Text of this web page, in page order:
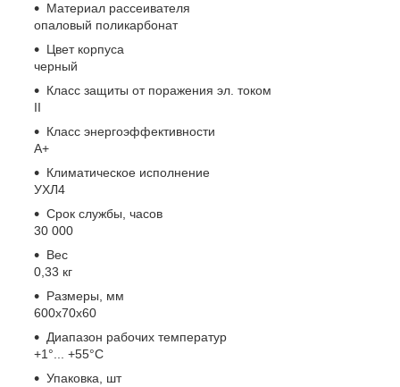
Материал рассеивателя
опаловый поликарбонат
Цвет корпуса
черный
Класс защиты от поражения эл. током
II
Класс энергоэффективности
A+
Климатическое исполнение
УХЛ4
Срок службы, часов
30 000
Вес
0,33 кг
Размеры, мм
600x70x60
Диапазон рабочих температур
+1°... +55°С
Упаковка, шт